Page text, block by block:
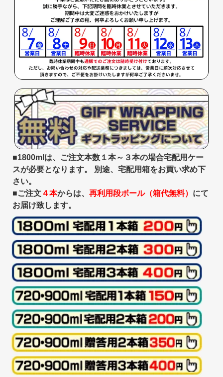
■1800mlは、ご注文本数１本～３本の場合宅配用ケー
スが必要となります。 別途、宅配用箱をお買い求め下
さい。
■ご注文４本からは、 再利用段ボール（箱代無料） にて
お届け致します。